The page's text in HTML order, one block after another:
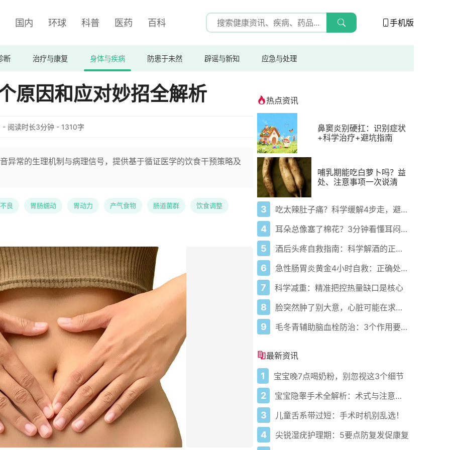
国内 环球 科普 医药 百科 手机版
断 治疗与康复 身体与疾病 防患于未然 辟谣与新知 应急与处理
原因和应对妙招全解析
阅读时长3分钟 - 1310字
异常的生理机制与病理信号，提供基于循证医学的饮食干预策略及
良 胃肠蠕动 胃动力 产气食物 肠道菌群 饮食调整
热点资讯
鼻窦炎别硬扛：识别症状
+科学治疗+避坑指南
哺乳期能吃白萝卜吗？益
处、注意事项一次说清
3 吃太辣肚子痛？科学缓解4步走，避免“辣出胃炎”
4 耳朵总像塞了棉花？3分钟看懂耳闷的真相与自救指南
5 酒后头疼自救指南：科学解酒的正确打开方式
6 急性肠胃炎黄金4小时自救：正确处置与误区避坑关键
7 科学减重：精准把控热量缺口是核心
8 脸突然肿了别大意，心脏可能在求救？
9 毛冬青辅助脑血栓防治：3个作用要清楚，别乱用药
最新资讯
1 宝宝晚7点喝奶粉，别忽视这3个细节
2 宝宝隐睾手术全解析：术式与注意事项
3 儿童舌系带过短：手术时机别乱选！
4 尖锐湿疣护理期：5要点防复发促康复